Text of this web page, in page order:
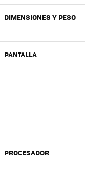
DIMENSIONES Y PESO
PANTALLA
PROCESADOR